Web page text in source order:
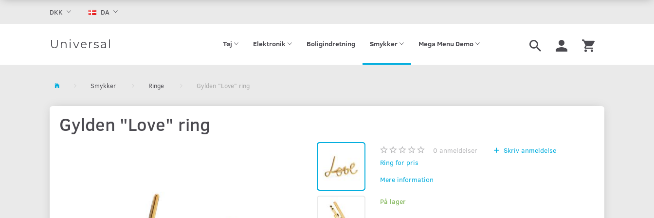
DKK DA
Universal Tøj Elektronik Boligindretning Smykker Mega Menu Demo
Smykker Ringe Gylden "Love" ring
Gylden "Love" ring
0 anmeldelser
Skriv anmeldelse
Ring for pris
Mere information
På lager